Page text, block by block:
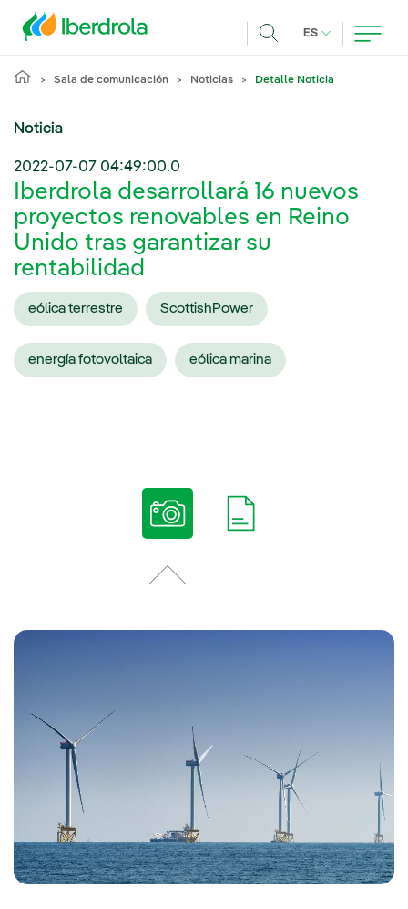
ES IDIOMA
Sala de comunicación Noticias Detalle Noticia
Noticia
2022-07-07 04:49:00.0
Iberdrola desarrollará 16 nuevos
proyectos renovables en Reino
Unido tras garantizar su
rentabilidad
eólica terrestre ScottishPower
energía fotovoltaica eólica marina